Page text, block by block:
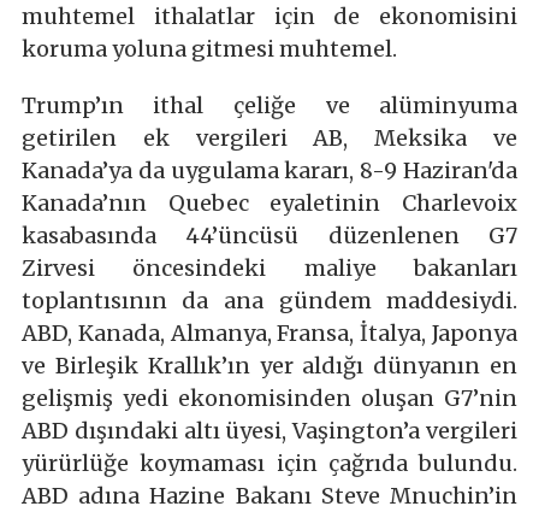
muhtemel ithalatlar için de ekonomisini
koruma yoluna gitmesi muhtemel.
Trump’ın ithal çeliğe ve alüminyuma
getirilen ek vergileri AB, Meksika ve
Kanada’ya da uygulama kararı, 8-9 Haziran'da
Kanada’nın Quebec eyaletinin Charlevoix
kasabasında 44’üncüsü düzenlenen G7
Zirvesi öncesindeki maliye bakanları
toplantısının da ana gündem maddesiydi.
ABD, Kanada, Almanya, Fransa, İtalya, Japonya
ve Birleşik Krallık’ın yer aldığı dünyanın en
gelişmiş yedi ekonomisinden oluşan G7’nin
ABD dışındaki altı üyesi, Vaşington’a vergileri
yürürlüğe koymaması için çağrıda bulundu.
ABD adına Hazine Bakanı Steve Mnuchin’in